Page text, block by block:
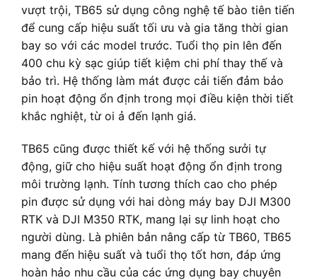
vượt trội, TB65 sử dụng công nghệ tế bào tiên tiến
để cung cấp hiệu suất tối ưu và gia tăng thời gian
bay so với các model trước. Tuổi thọ pin lên đến
400 chu kỳ sạc giúp tiết kiệm chi phí thay thế và
bảo trì. Hệ thống làm mát được cải tiến đảm bảo
pin hoạt động ổn định trong mọi điều kiện thời tiết
khắc nghiệt, từ oi ả đến lạnh giá.
TB65 cũng được thiết kế với hệ thống sưởi tự
động, giữ cho hiệu suất hoạt động ổn định trong
môi trường lạnh. Tính tương thích cao cho phép
pin được sử dụng với hai dòng máy bay DJI M300
RTK và DJI M350 RTK, mang lại sự linh hoạt cho
người dùng. Là phiên bản nâng cấp từ TB60, TB65
mang đến hiệu suất và tuổi thọ tốt hơn, đáp ứng
hoàn hảo nhu cầu của các ứng dụng bay chuyên